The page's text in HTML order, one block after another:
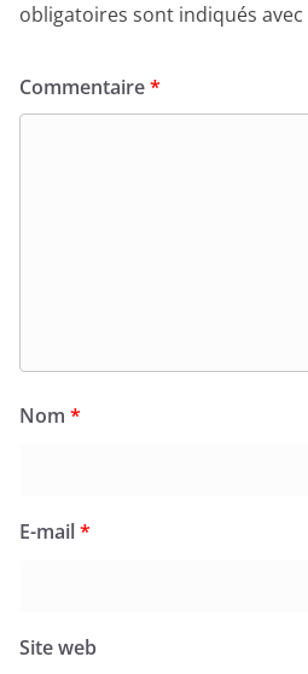
obligatoires sont indiqués avec
Commentaire*
Nom *
E-mail*
Site web